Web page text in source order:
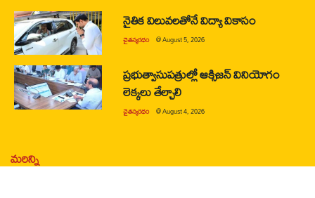
నైతిక విలువలతోనే విద్యా వికాసం
చైతన్యరధం @August 5, 2026
ప్రభుత్వాసుపత్రుల్లో ఆక్సిజన్ వినియోగం
లెక్కలు తేల్చాలి
చైతన్యరధం @August 4, 2026
మరిన్ని